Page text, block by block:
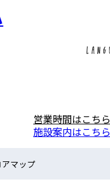
営業時間はこちら
施設案内はこちら
アマップ